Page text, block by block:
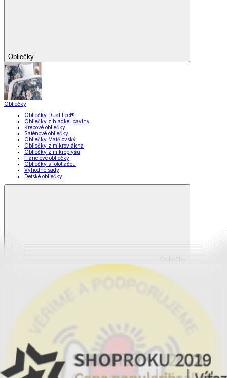
Obliečky
Obliečky
Obliečky Dual Feel®
Obliečky z hladkej bavlny
Krepové obliečky
Saténové obliečky
Obliečky Matějovský
Obliečky z mikrovlákna
Obliečky z mikroplyšu
Flanelové obliečky
Obliečky s fototlačou
Výhodné sady
Detské obliečky
Obliečky
Zobraziť všetko
Všetko z Obliečky